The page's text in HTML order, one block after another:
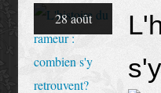
28 août